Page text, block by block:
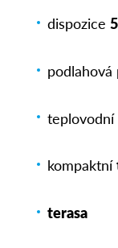
dispozice
podlahová
teplovodní
kompaktní
terasa